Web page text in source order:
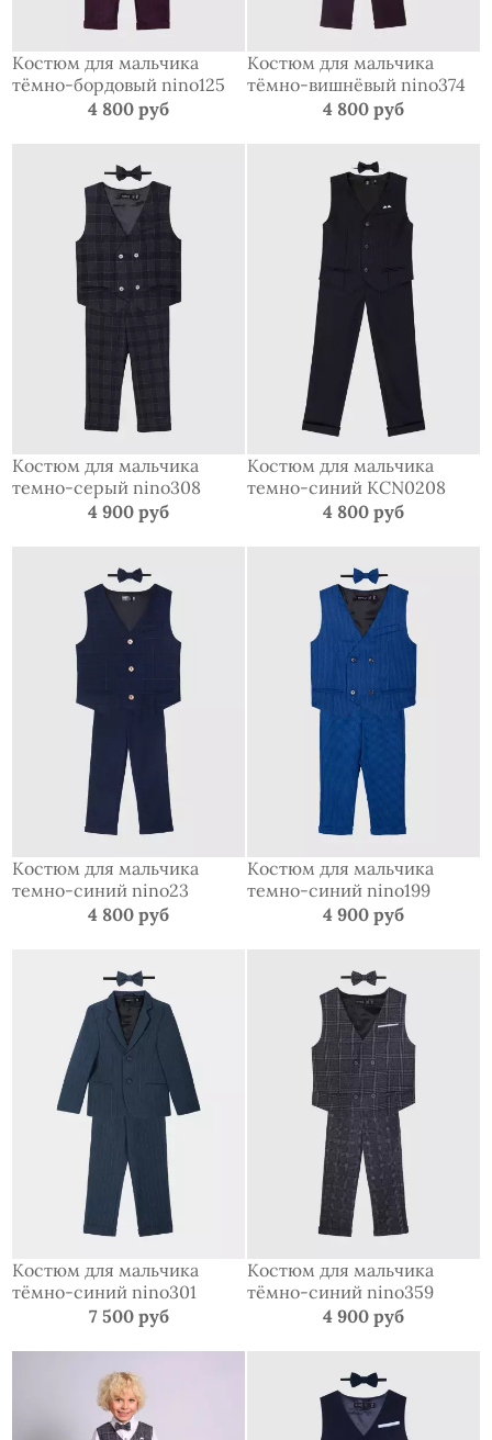
Костюм для мальчика
тёмно-бордовый nino125
4 800 руб
Костюм для мальчика
тёмно-вишнёвый nino374
4 800 руб
Костюм для мальчика
темно-серый nino308
4 900 руб
Костюм для мальчика
темно-синий KCN0208
4 800 руб
Костюм для мальчика
темно-синий nino23
4 800 руб
Костюм для мальчика
темно-синий nino199
4 900 руб
Костюм для мальчика
тёмно-синий nino301
7 500 руб
Костюм для мальчика
тёмно-синий nino359
4 900 руб